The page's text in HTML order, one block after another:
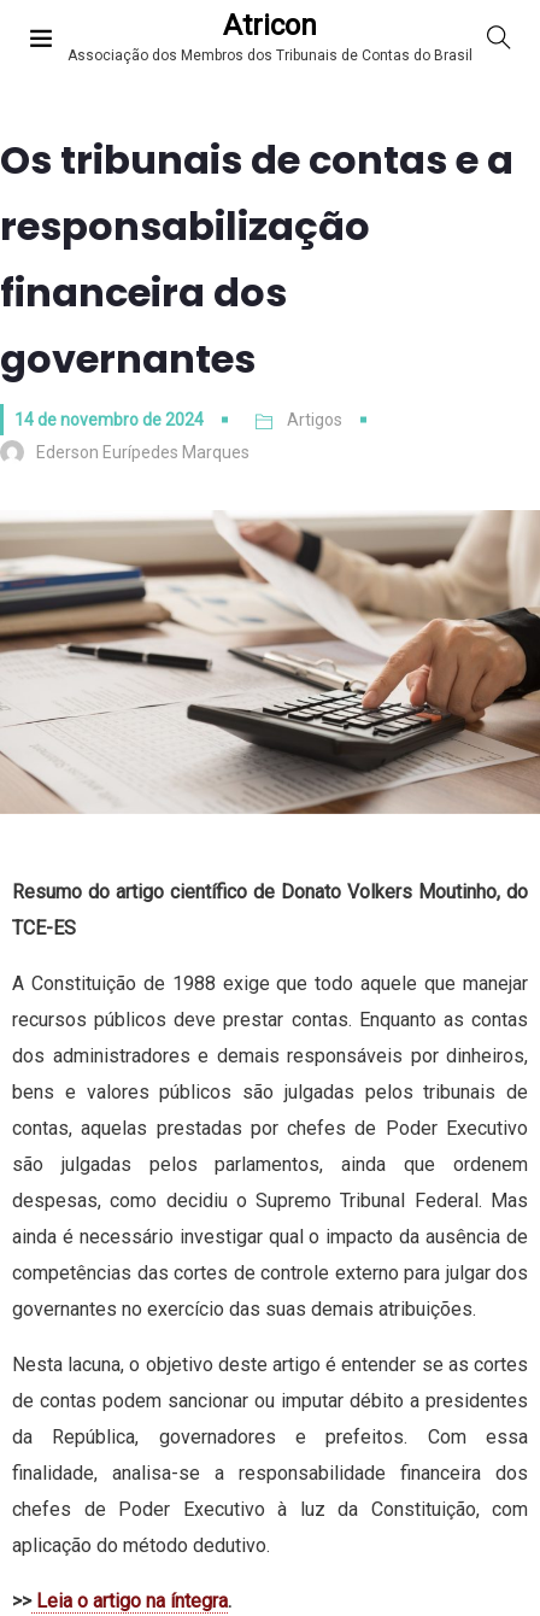
Atricon
Associação dos Membros dos Tribunais de Contas do Brasil
Os tribunais de contas e a
responsabilização
financeira dos
governantes
14 de novembro de 2024
Artigos
Ederson Eurípedes Marques
Resumo do artigo científico de Donato Volkers Moutinho, do
TCE-ES
A Constituição de 1988 exige que todo aquele que manejar
recursos públicos deve prestar contas. Enquanto as contas
dos administradores e demais responsáveis por dinheiros,
bens e valores públicos são julgadas pelos tribunais de
contas, aquelas prestadas por chefes de Poder Executivo
são julgadas pelos parlamentos, ainda que ordenem
despesas, como decidiu o Supremo Tribunal Federal. Mas
ainda é necessário investigar qual o impacto da ausência de
competências das cortes de controle externo para julgar dos
governantes no exercício das suas demais atribuições.
Nesta lacuna, o objetivo deste artigo é entender se as cortes
de contas podem sancionar ou imputar débito a presidentes
da República, governadores e prefeitos. Com essa
finalidade, analisa-se a responsabilidade financeira dos
chefes de Poder Executivo à luz da Constituição, com
aplicação do método dedutivo.
>>Leia o artigo na íntegra.